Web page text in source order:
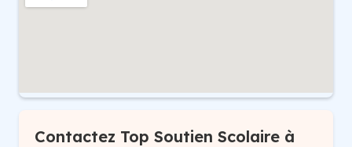
Contactez Top Soutien Scolaire à